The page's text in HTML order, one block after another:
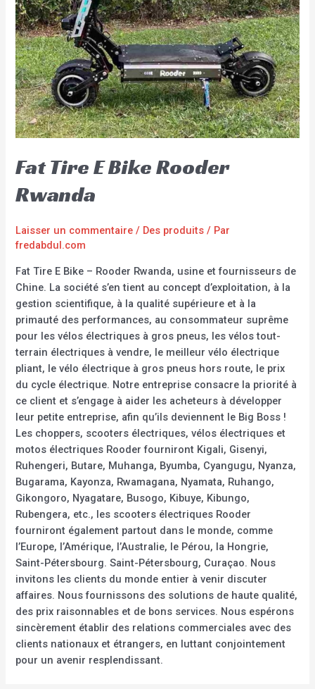
Fat Tire E Bike Rooder
Rwanda
Laisser un commentaire / Des produits / Par
fredabdul.com
Fat Tire E Bike – Rooder Rwanda, usine et fournisseurs de
Chine. La société s’en tient au concept d’exploitation, à la
gestion scientifique, à la qualité supérieure et à la
primauté des performances, au consommateur suprême
pour les vélos électriques à gros pneus, les vélos tout-
terrain électriques à vendre, le meilleur vélo électrique
pliant, le vélo électrique à gros pneus hors route, le prix
du cycle électrique. Notre entreprise consacre la priorité à
ce client et s’engage à aider les acheteurs à développer
leur petite entreprise, afin qu’ils deviennent le Big Boss !
Les choppers, scooters électriques, vélos électriques et
motos électriques Rooder fourniront Kigali, Gisenyi,
Ruhengeri, Butare, Muhanga, Byumba, Cyangugu, Nyanza,
Bugarama, Kayonza, Rwamagana, Nyamata, Ruhango,
Gikongoro, Nyagatare, Busogo, Kibuye, Kibungo,
Rubengera, etc., les scooters électriques Rooder
fourniront également partout dans le monde, comme
l’Europe, l’Amérique, l’Australie, le Pérou, la Hongrie,
Saint-Pétersbourg. Saint-Pétersbourg, Curaçao. Nous
invitons les clients du monde entier à venir discuter
affaires. Nous fournissons des solutions de haute qualité,
des prix raisonnables et de bons services. Nous espérons
sincèrement établir des relations commerciales avec des
clients nationaux et étrangers, en luttant conjointement
pour un avenir resplendissant.